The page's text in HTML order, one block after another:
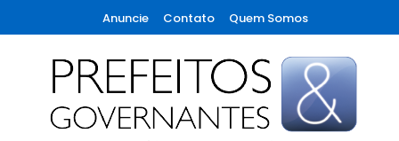
To
Content
Anuncie Contato Quem Somos